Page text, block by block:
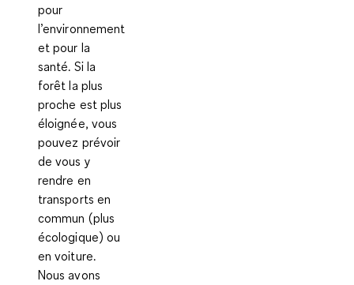
pour
l’environnement
et pour la
santé. Si la
forêt la plus
proche est plus
éloignée, vous
pouvez prévoir
de vous y
rendre en
transports en
commun (plus
écologique) ou
en voiture.
Nous avons